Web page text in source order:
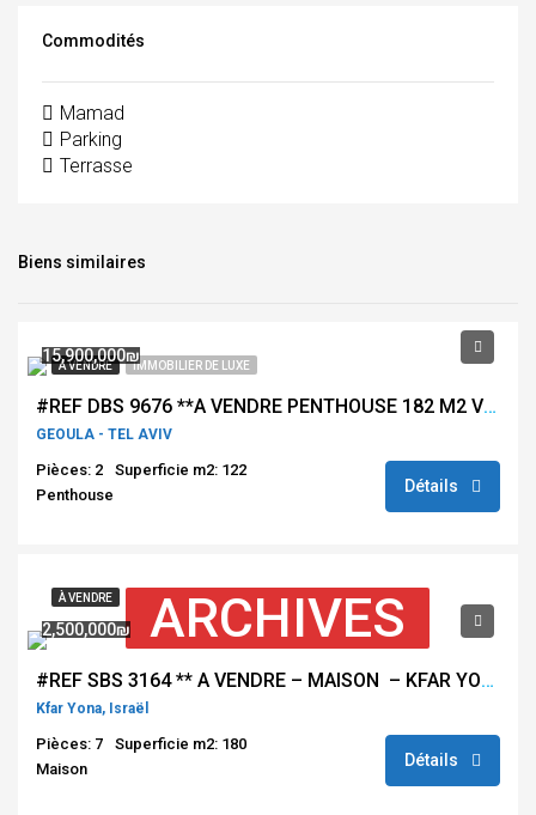
Commodités
Mamad
Parking
Terrasse
Biens similaires
À VENDRE IMMOBILIER DE LUXE
15,900,000₪
#REF DBS 9676 **A VENDRE PENTHOUSE 182 M2 VUE MER GEOULA TEL AVIV**
GEOULA - TEL AVIV
Pièces: 2
Superficie m2: 122
Penthouse
Détails
À VENDRE ARCHIVES
2,500,000₪
#REF SBS 3164 ** A VENDRE – MAISON – KFAR YONA ( NATANYA ) ***
Kfar Yona, Israël
Pièces: 7
Superficie m2: 180
Maison
Détails